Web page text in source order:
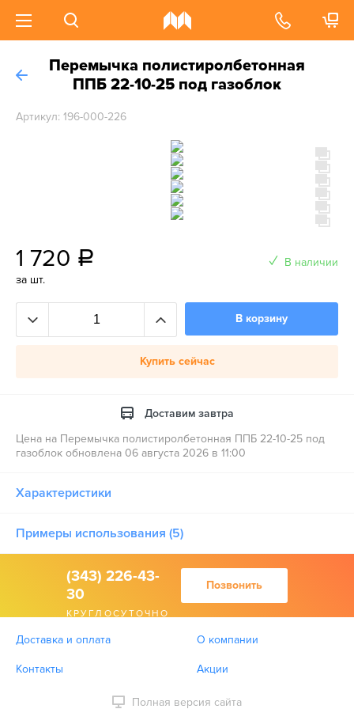
Перемычка полистиролбетонная
ППБ 22-10-25 под газоблок
Артикул: 196-000-226
1 720 a
за шт.
В наличии
В корзину
Купить сейчас
Доставим завтра
Цена на Перемычка полистиролбетонная ППБ 22-10-25 под
газоблок обновлена 06 августа 2026 в 11:00
Характеристики
Примеры использования (5)
(343) 226-43-
30
КРУГЛОСУТОЧНО
Позвонить
Доставка и оплата О компании
Контакты Акции
Полная версия сайта